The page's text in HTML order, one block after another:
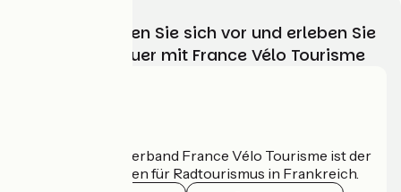
Wählen, bereiten Sie sich vor und erleben Sie
Ihr Radabenteuer mit France Vélo Tourisme
Der nationale Verband France Vélo Tourisme ist der
offizielle Leitfaden für Radtourismus in Frankreich.